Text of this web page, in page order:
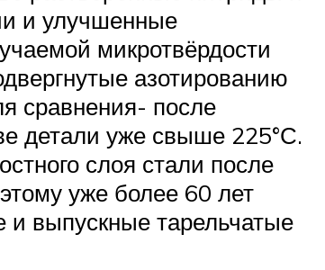
и улучшенные
микротвёрдости
азотированию
сравнения- после
детали уже свыше 225°С.
слоя стали после
уже более 60 лет
и выпускные тарельчатые